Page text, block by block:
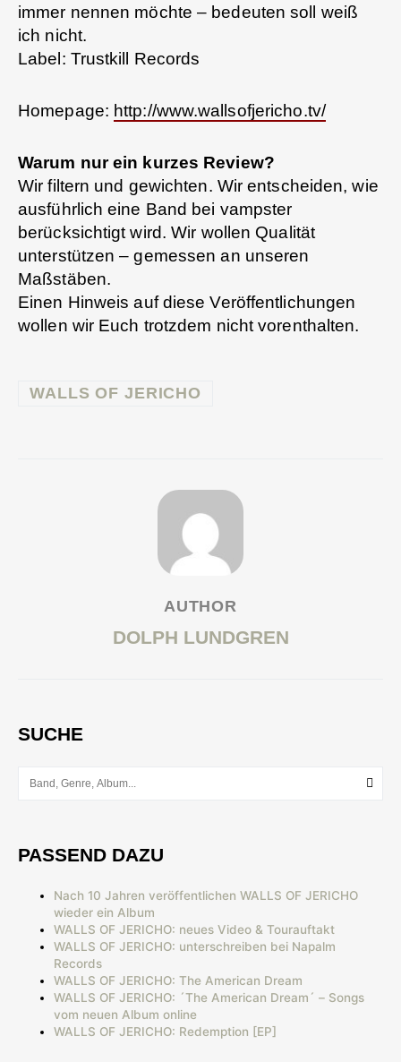
immer nennen möchte – bedeuten soll weiß
ich nicht.
Label: Trustkill Records
Homepage: http://www.wallsofjericho.tv/
Warum nur ein kurzes Review?
Wir filtern und gewichten. Wir entscheiden, wie
ausführlich eine Band bei vampster
berücksichtigt wird. Wir wollen Qualität
unterstützen – gemessen an unseren
Maßstäben.
Einen Hinweis auf diese Veröffentlichungen
wollen wir Euch trotzdem nicht vorenthalten.
WALLS OF JERICHO
AUTHOR
DOLPH LUNDGREN
SUCHE
PASSEND DAZU
Nach 10 Jahren veröffentlichen WALLS OF JERICHO
wieder ein Album
WALLS OF JERICHO: neues Video & Tourauftakt
WALLS OF JERICHO: unterschreiben bei Napalm
Records
WALLS OF JERICHO: The American Dream
WALLS OF JERICHO: ´The American Dream´ – Songs
vom neuen Album online
WALLS OF JERICHO: Redemption [EP]